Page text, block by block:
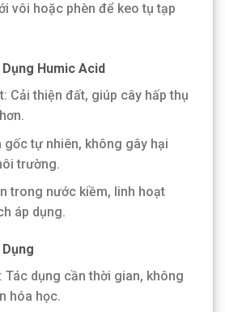
vôi hoặc phèn để keo tụ tạp
Humic Acid
Cải thiện đất, giúp cây hấp thụ
gốc tự nhiên, không gây hại
trường.
trong nước kiềm, linh hoạt
áp dụng.
Tác dụng cần thời gian, không
hóa học.